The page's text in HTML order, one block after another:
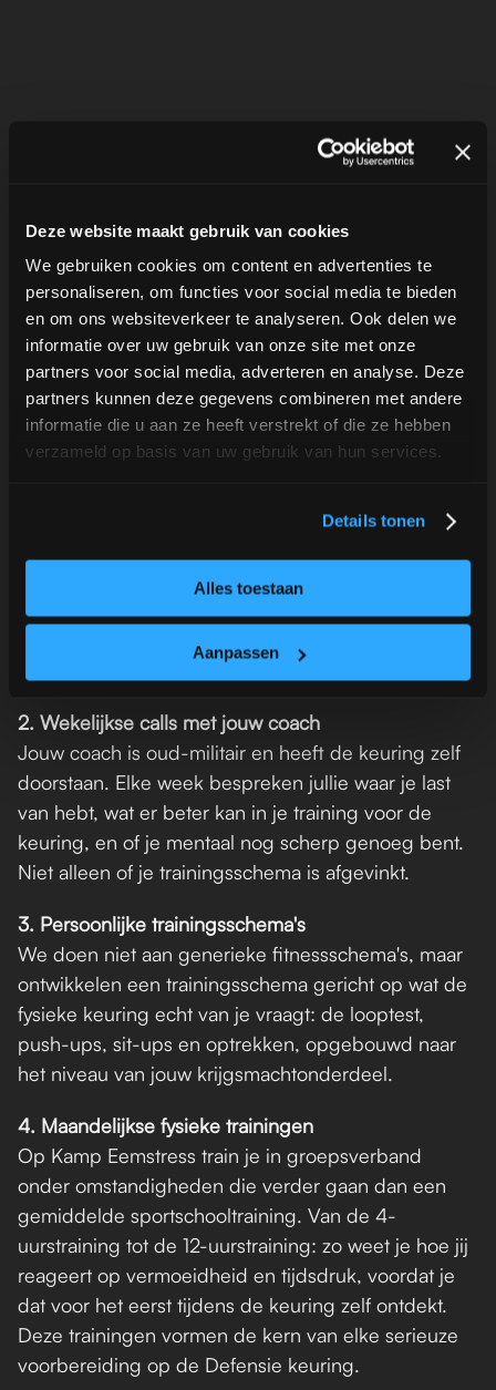
Deze website maakt gebruik van cookies
We gebruiken cookies om content en advertenties te
personaliseren, om functies voor social media te bieden
en om ons websiteverkeer te analyseren. Ook delen we
informatie over uw gebruik van onze site met onze
partners voor social media, adverteren en analyse. Deze
partners kunnen deze gegevens combineren met andere
informatie die u aan ze heeft verstrekt of die ze hebben
verzameld op basis van uw gebruik van hun services.
Details tonen
Alles toestaan
Aanpassen
WIJ MAKEN JE GEREED VOOR DE KEURING
Het Voorbereiding Traject voor
Defensie
Je hebt nu een beeld wat je te wachten staat. Dit is
hoe De Frontlinie jou helpt in je voorbereiding op de
Defensie keuring.
1. Persoonlijk plan van aanpak
opzichte van de eisen van Defensie: fysiek, mentaal
een plan voor jouw voorbereiding op de Defensie
keuring, opgebouwd rond de fysieke,
psychologische en medische onderdelen. We doen
niet aan standaard schema's, maar aan maatwerk.
2. Wekelijkse calls met jouw coach
Jouw coach is oud-militair en heeft de keuring zelf
doorstaan. Elke week bespreken jullie waar je last
van hebt, wat er beter kan in je training voor de
keuring, en of je mentaal nog scherp genoeg bent.
Niet alleen of je trainingsschema is afgevinkt.
3. Persoonlijke trainingsschema's
We doen niet aan generieke fitnessschema's, maar
ontwikkelen een trainingsschema gericht op wat de
fysieke keuring echt van je vraagt: de looptest,
push-ups, sit-ups en optrekken, opgebouwd naar
het niveau van jouw krijgsmachtonderdeel.
4. Maandelijkse fysieke trainingen
Op Kamp Eemstress train je in groepsverband
onder omstandigheden die verder gaan dan een
gemiddelde sportschooltraining. Van de 4-
uurstraining tot de 12-uurstraining: zo weet je hoe jij
reageert op vermoeidheid en tijdsdruk, voordat je
dat voor het eerst tijdens de keuring zelf ontdekt.
Deze trainingen vormen de kern van elke serieuze
voorbereiding op de Defensie keuring.